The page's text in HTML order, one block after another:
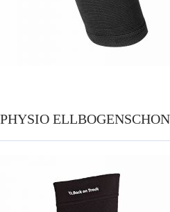
PHYSIO